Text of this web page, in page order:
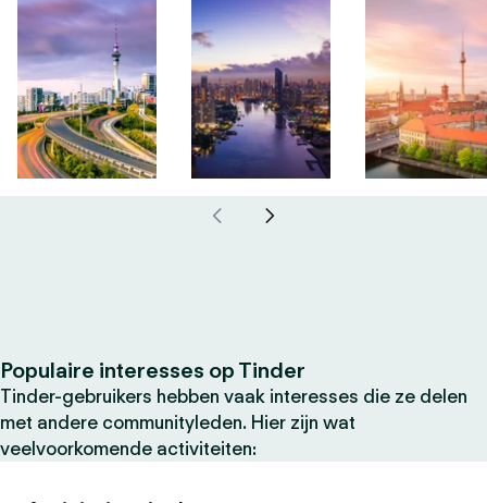
Populaire interesses op Tinder
Tinder-gebruikers hebben vaak interesses die ze delen
met andere communityleden. Hier zijn wat
veelvoorkomende activiteiten: